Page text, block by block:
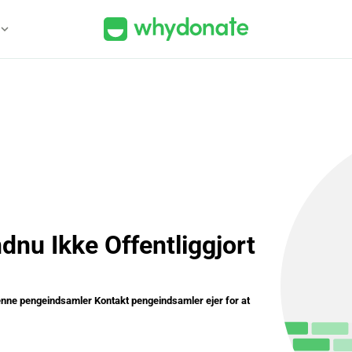
Ikke Offentliggjort
pengeindsamler Kontakt pengeindsamler ejer for at